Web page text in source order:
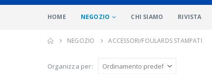
HOME NEGOZIO CHI SIAMO RIVISTA
NEGOZIO ACCESSORI/FOULARDS STAMPATI
Organizza per: